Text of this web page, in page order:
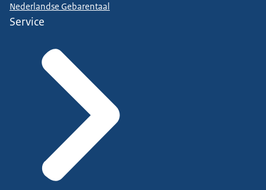
Nederlandse Gebarentaal
Service